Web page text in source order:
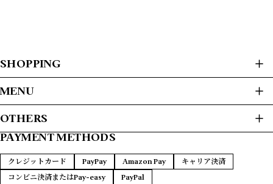
SHOPPING
ALL ITEMS
JACKET / BLOUSON
S/S SHIRTS
SWEAT / HOODIE
SWEATER
T-SHIRTS
MENU
HOME
PAYMENT METHODS
FAQ
CONTACT
OTHERS
プライバシーポリシー
特定商取引法に基づく表記
PAYMENT METHODS
クレジットカード PayPay Amazon Pay
キャリア決済
コンビニ決済またはPay-easy
PayPal